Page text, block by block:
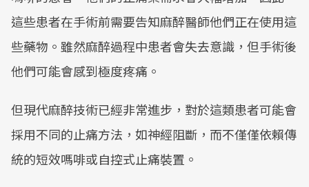
這些患者在手術前需要告知麻醉醫師他們正在使用這
些藥物。雖然麻醉過程中患者會失去意識，但手術後
他們可能會感到極度疼痛。
但現代麻醉技術已經非常進步，對於這類患者可能會
採用不同的止痛方法，如神經阻斷，而不僅僅依賴傳
統的短效嗎啡或自控式止痛裝置。